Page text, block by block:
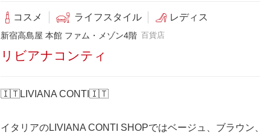
コスメ ライフスタイル レディス
新宿高島屋 本館 ファム・メゾン4階 百貨店
リビアナコンティ
🇮🇹LIVIANA CONTI🇮🇹
イタリアのLIVIANA CONTI SHOPではベージュ、ブラウン、